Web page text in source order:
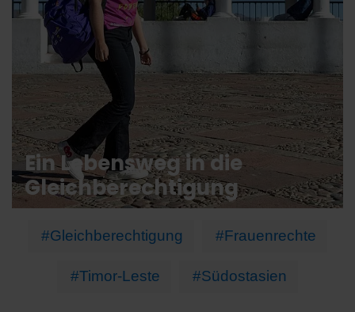
Ein Lebensweg in die
Gleichberechtigung
#Gleichberechtigung #Frauenrechte
#Timor-Leste #Südostasien